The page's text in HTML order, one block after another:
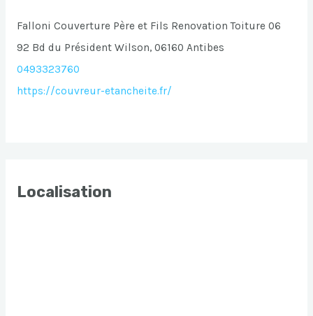
Falloni Couverture Père et Fils Renovation Toiture 06
92 Bd du Président Wilson, 06160 Antibes
0493323760
https://couvreur-etancheite.fr/
Localisation